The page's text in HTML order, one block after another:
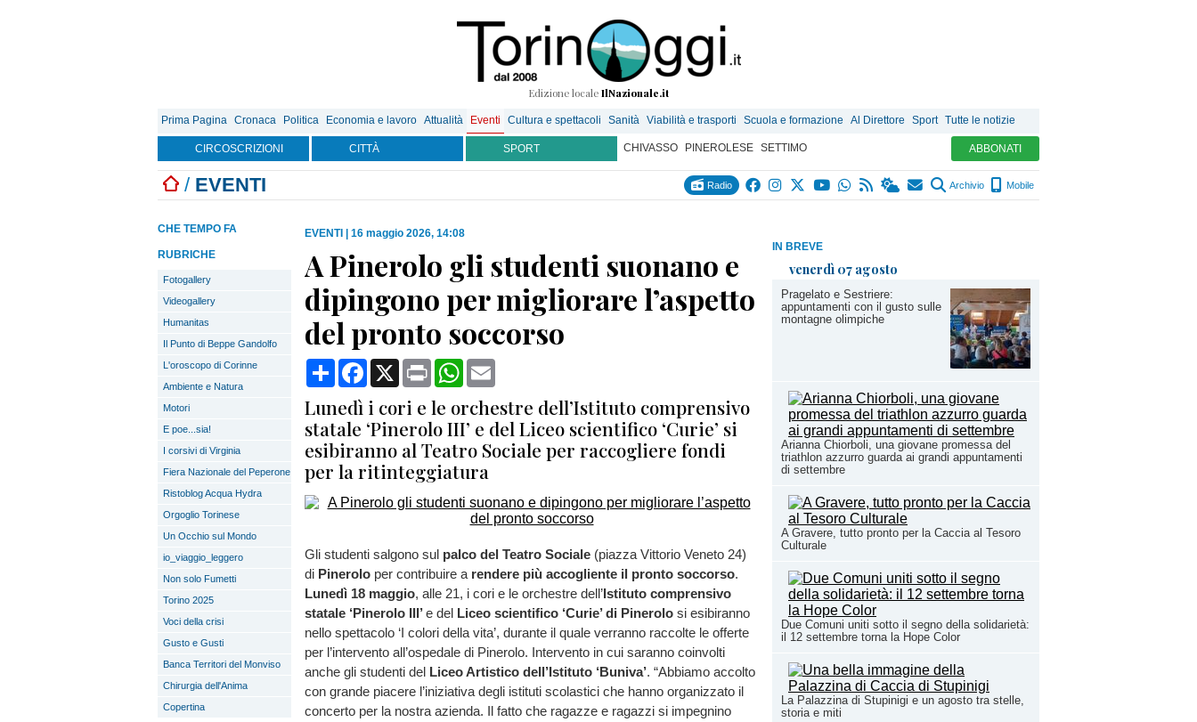
Edizione locale IlNazionale.it
Prima Pagina Cronaca Politica Economia e lavoro Attualità Eventi Cultura e spettacoli Sanità Viabilità e trasporti Scuola e formazione Al Direttore Sport Tutte le notizie
CIRCOSCRIZIONI CITTÀ SPORT CHIVASSO PINEROLESE SETTIMO ABBONATI
/ EVENTI Radio Archivio Mobile
IN BREVE
venerdì 07 agosto
Pragelato e Sestriere:
appuntamenti con il gusto sulle
montagne olimpiche
Arianna Chiorboli, una giovane promessa del
triathlon azzurro guarda ai grandi appuntamenti
di settembre
A Gravere, tutto pronto per la Caccia al Tesoro
Culturale
Due Comuni uniti sotto il segno della solidarietà:
il 12 settembre torna la Hope Color
La Palazzina di Stupinigi e un agosto tra stelle,
storia e miti
CHE TEMPO FA
RUBRICHE
Fotogallery
Videogallery
Humanitas
Il Punto di Beppe Gandolfo
L'oroscopo di Corinne
Ambiente e Natura
Motori
E poe...sia!
I corsivi di Virginia
Fiera Nazionale del Peperone
Ristoblog Acqua Hydra
Orgoglio Torinese
Un Occhio sul Mondo
io_viaggio_leggero
Non solo Fumetti
Torino 2025
Voci della crisi
Gusto e Gusti
Banca Territori del Monviso
Chirurgia dell'Anima
Copertina
EVENTI 16 maggio 2026, 14:08
A Pinerolo gli studenti suonano e
dipingono per migliorare l’aspetto
del pronto soccorso
CondividiFacebook
X Print WhatsApp
Lunedì i cori e le orchestre dell’Istituto comprensivo
statale ‘Pinerolo III’ e del Liceo scientifico ‘Curie’ si
esibiranno al Teatro Sociale per raccogliere fondi
per la ritinteggiatura
Gli studenti salgono sul palco del Teatro Sociale (piazza Vittorio Veneto 24)
di Pinerolo per contribuire a rendere più accogliente il pronto soccorso.
Lunedì 18 maggio, alle 21, i cori e le orchestre dell’Istituto comprensivo
statale ‘Pinerolo III’e del Liceo scientifico ‘Curie’ di Pinerolo si esibiranno
nello spettacolo ‘I colori della vita’, durante il quale verranno raccolte le offerte
per l’intervento all’ospedale di Pinerolo. Intervento in cui saranno coinvolti
anche gli studenti del Liceo Artistico dell’Istituto ‘Buniva’. “Abbiamo accolto
con grande piacere l’iniziativa degli istituti scolastici che hanno organizzato il
concerto per la nostra azienda. Il fatto che ragazze e ragazzi si impegnino